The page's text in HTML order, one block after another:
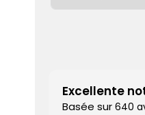
Excellente
Basée sur 640